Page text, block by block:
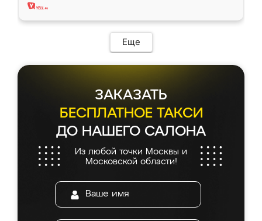
Еще
ЗАКАЗАТЬ
БЕСПЛАТНОЕ ТАКСИ
ДО НАШЕГО САЛОНА
Из любой точки Москвы и
Московской области!